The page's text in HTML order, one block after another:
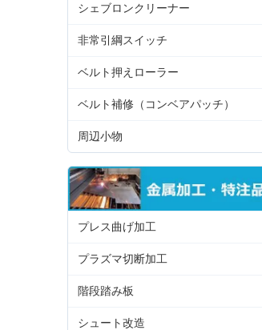
シェブロンクリーナー
非常引綱スイッチ
ベルト押えローラー
ベルト補修（コンベアパッチ）
周辺小物
プレス曲げ加工
プラズマ切断加工
階段踏み板
シュート改造